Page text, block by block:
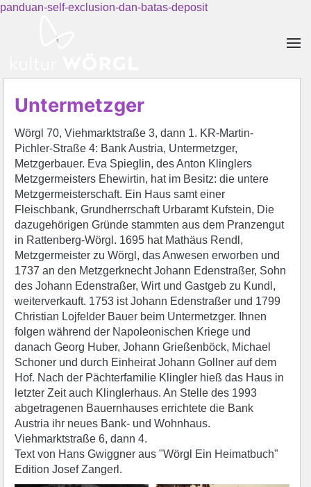
panduan-self-exclusion-dan-batas-deposit
Untermetzger
Wörgl 70, Viehmarktstraße 3, dann 1. KR-Martin-
Pichler-Straße 4: Bank Austria, Untermetzger,
Metzgerbauer. Eva Spieglin, des Anton Klinglers
Metzgermeisters Ehewirtin, hat im Besitz: die untere
Metzgermeisterschaft. Ein Haus samt einer
Fleischbank, Grundherrschaft Urbaramt Kufstein, Die
dazugehörigen Gründe stammten aus dem Pranzengut
in Rattenberg-Wörgl. 1695 hat Mathäus Rendl,
Metzgermeister zu Wörgl, das Anwesen erworben und
1737 an den Metzgerknecht Johann Edenstraßer, Sohn
des Johann Edenstraßer, Wirt und Gastgeb zu Kundl,
weiterverkauft. 1753 ist Johann Edenstraßer und 1799
Christian Lojfelder Bauer beim Untermetzger. Ihnen
folgen während der Napoleonischen Kriege und
danach Georg Huber, Johann Grießenböck, Michael
Schoner und durch Einheirat Johann Gollner auf dem
Hof. Nach der Pächterfamilie Klingler hieß das Haus in
letzter Zeit auch Klinglerhaus. An Stelle des 1993
abgetragenen Bauernhauses errichtete die Bank
Austria ihr neues Bank- und Wohnhaus.
Viehmarktstraße 6, dann 4.
Text von Hans Gwiggner aus "Wörgl Ein Heimatbuch"
Edition Josef Zangerl.